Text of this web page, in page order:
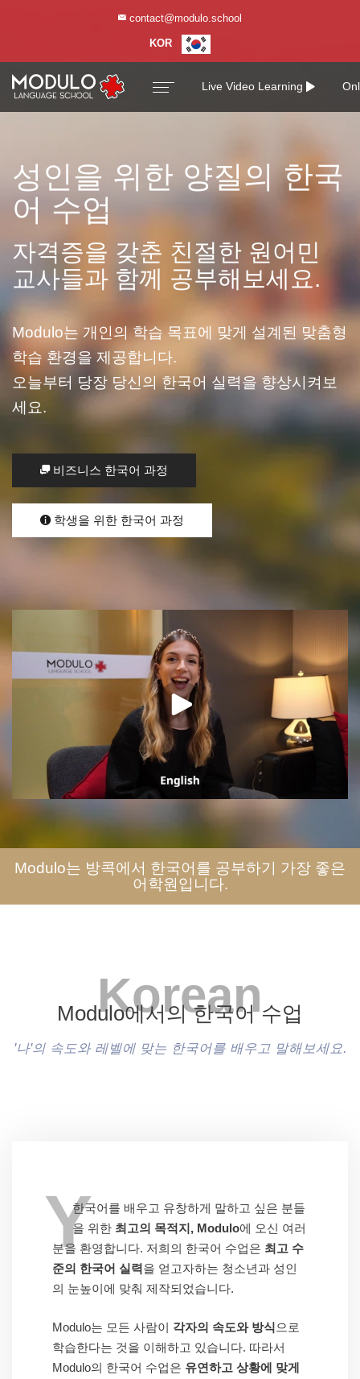
contact@modulo.school
contact@modulo.school
KOR
KOR
Live Video Learning
성인을 위한 양질의 한국
어 수업
자격증을 갖춘 친절한 원어민
교사들과 함께 공부해보세요.
Modulo는 개인의 학습 목표에 맞게 설계된 맞춤형
학습 환경을 제공합니다.
오늘부터 당장 당신의 한국어 실력을 향상시켜보
세요.
비즈니스 한국어 과정
학생을 위한 한국어 과정
Modulo는 방콕에서 한국어를 공부하기 가장 좋은
어학원입니다.
Korean
Modulo에서의 한국어 수업
'나'의 속도와 레벨에 맞는 한국어를 배우고 말해보세요.
Y한국어를 배우고 유창하게 말하고 싶은 분들
을 위한 최고의 목적지, Modulo에 오신 여러
분을 환영합니다. 저희의 한국어 수업은 최고 수
준의 한국어 실력을 얻고자하는 청소년과 성인
의 눈높이에 맞춰 제작되었습니다.
Modulo는 모든 사람이 각자의 속도와 방식 으로
학습한다는 것을 이해하고 있습니다. 따라서
Modulo의 한국어 수업은 유연하고 상황에 맞게